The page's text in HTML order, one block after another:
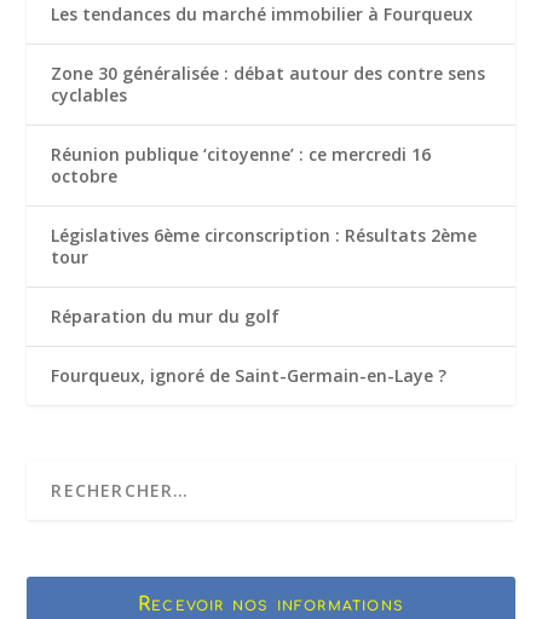
Les tendances du marché immobilier à Fourqueux
Zone 30 généralisée : débat autour des contre sens
cyclables
Réunion publique ‘citoyenne’ : ce mercredi 16
octobre
Législatives 6ème circonscription : Résultats 2ème
tour
Réparation du mur du golf
Fourqueux, ignoré de Saint-Germain-en-Laye ?
Recevoir nos informations